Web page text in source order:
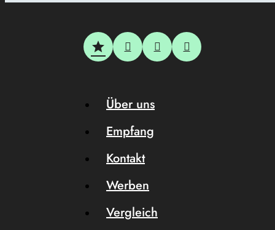
Über uns
Empfang
Kontakt
Werben
Vergleich